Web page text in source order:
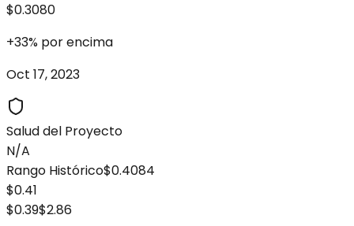
$0.3080
+33% por encima
Oct 17, 2023
Salud del Proyecto
N/A
Rango Histórico$0.4084
$0.41
$0.39$2.86